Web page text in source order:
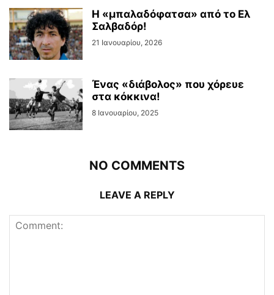
Η «μπαλαδόφατσα» από το Ελ
Σαλβαδόρ!
21 Ιανουαρίου, 2026
Ένας «διάβολος» που χόρευε
στα κόκκινα!
8 Ιανουαρίου, 2025
NO COMMENTS
LEAVE A REPLY